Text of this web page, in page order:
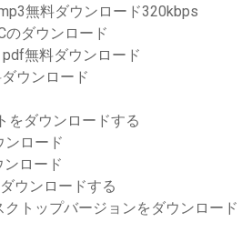
無料ダウンロード320kbps
のダウンロード
無料ダウンロード
ウンロード
をダウンロードする
ンロード
ンロード
ウンロードする
トップバージョンをダウンロード